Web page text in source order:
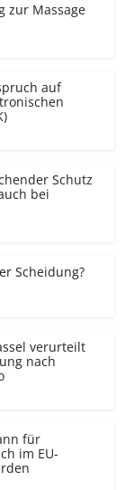
zur Massage
auf
Schutz
bei
Scheidung?
verurteilt
nach
für
im EU-